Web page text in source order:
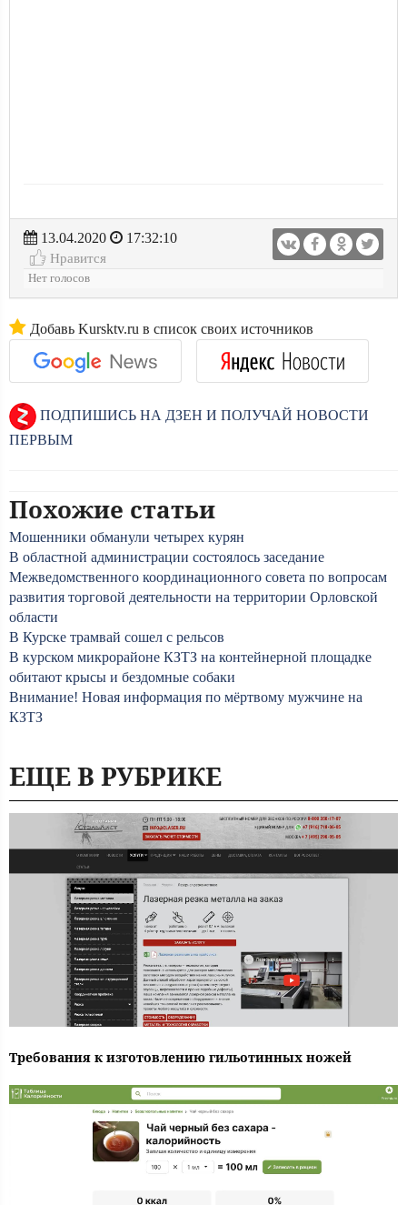
13.04.2020
17:32:10
Нравится
Нет голосов
Добавь Kursktv.ru в список своих источников
ПОДПИШИСЬ НА ДЗЕН И ПОЛУЧАЙ НОВОСТИ
ПЕРВЫМ
Похожие статьи
Мошенники обманули четырех курян
В областной администрации состоялось заседание
Межведомственного координационного совета по вопросам
развития торговой деятельности на территории Орловской
области
В Курске трамвай сошел с рельсов
В курском микрорайоне КЗТЗ на контейнерной площадке
обитают крысы и бездомные собаки
Внимание! Новая информация по мёртвому мужчине на
КЗТЗ
ЕЩЕ В РУБРИКЕ
Требования к изготовлению гильотинных ножей